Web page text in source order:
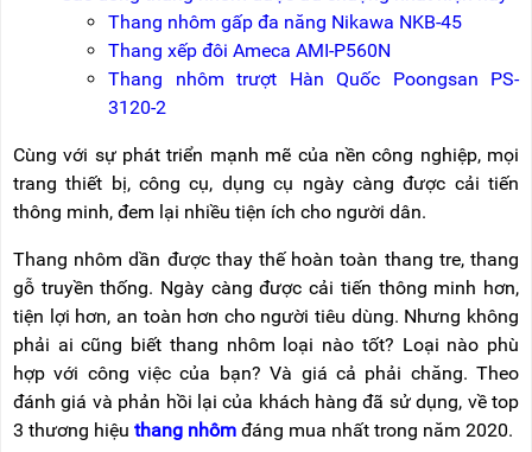
BÁO
CHÍ
NÓI
NIKAWA
GIỚI
THIỆU
ĐẠI
LÝ
NHÔM
CHỮ
THANG
NHÔM
CÔNG
NGHIỆP
THANG
NHÔM
GIÀN
GIÁO
Thang nhôm gấp đa năng Nikawa NKB-45
Thang xếp đôi Ameca AMI-P560N
Thang nhôm trượt Hàn Quốc Poongsan PS-
3120-2
Cùng với sự phát triển mạnh mẽ của nền công nghiệp, mọi
trang thiết bị, công cụ, dụng cụ ngày càng được cải tiến
thông minh, đem lại nhiều tiện ích cho người dân.
Thang nhôm dần được thay thế hoàn toàn thang tre, thang
gỗ truyền thống. Ngày càng được cải tiến thông minh hơn,
tiện lợi hơn, an toàn hơn cho người tiêu dùng. Nhưng không
phải ai cũng biết thang nhôm loại nào tốt? Loại nào phù
hợp với công việc của bạn? Và giá cả phải chăng. Theo
đánh giá và phản hồi lại của khách hàng đã sử dụng, về top
3 thương hiệu thang nhôm đáng mua nhất trong năm 2020.